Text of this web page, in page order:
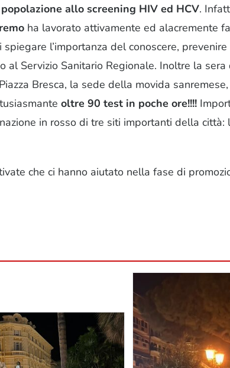
allo screening HIV ed HCV.
ha lavorato attivamente ed alacremente
l’importanza del conoscere, prevenire
al Servizio Sanitario Regionale. Inoltre la
Bresca, la sede della movida
oltre 90 test in poche ore!!!!
in rosso di tre siti importanti della città:
che ci hanno aiutato nella fase di